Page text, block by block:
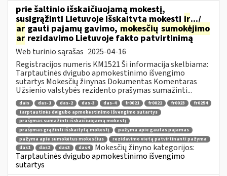
prie šaltinio išskaičiuojamą mokestį,
susigrąžinti Lietuvoje išskaitytą mokestį ir.../
ar gauti pajamų gavimo, mokesčių sumokėjimo
ar rezidavimo Lietuvoje fakto patvirtinimą
Web turinio sąrašas 2025-04-16
Registracijos numeris KM1521 Ši informacija skelbiama:
Tarptautinės dvigubo apmokestinimo išvengimo
sutartys Mokesčių žinynas Dokumentas Komentaras
Užsienio valstybės rezidento prašymas sumažinti...
dais das-1 das-2 das-3 das-4 fr0021 fr0022 fr0023
fr0254
tarptautinės dvigubo apmokestinimo išvengimo sutartys
prašymas sumažinti išskaičiuojamą mokestį
prašymas grąžinti išskaitytą mokestį
pažyma apie gautas pajamas
pažyma apie sumokėtus mokesčius
rezidavimo vietą patvirtinanti pažyma
das1
das2 das3 das4
Mokesčių žinyno kategorijos:
Tarptautinės dvigubo apmokestinimo išvengimo
sutartys